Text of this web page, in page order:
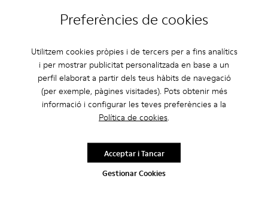
Preferències de cookies
Utilitzem cookies pròpies i de tercers per a fins analítics
i per mostrar publicitat personalitzada en base a un
perfil elaborat a partir dels teus hàbits de navegació
(per exemple, pàgines visitades). Pots obtenir més
informació i configurar les teves preferències a la
Política de cookies.
Gestionar Cookies
Acceptar i Tancar
Socks - KA00072-002 - Mitjons bàsics de canya curta blancs
Socks - KA00072-001 - Mitjons bàsics de canya curta
Laces - KL00002-003 -
Laces - KL00002-
Laces -
Laces
5 €